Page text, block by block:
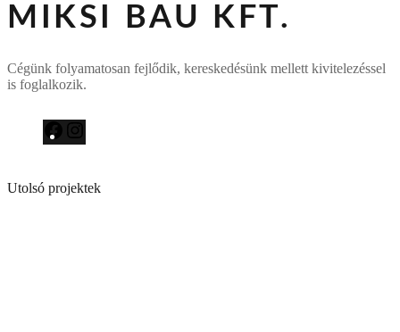
MIKSI BAU KFT.
Cégünk folyamatosan fejlődik, kereskedésünk mellett kivitelezéssel
is foglalkozik.
F
a
b
n
a
Utolsó projektek